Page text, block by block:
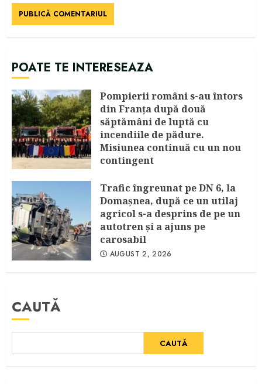
POATE TE INTERESEAZA
Pompierii români s-au întors
din Franța după două
săptămâni de luptă cu
incendiile de pădure.
Misiunea continuă cu un nou
contingent
Trafic îngreunat pe DN 6, la
Domașnea, după ce un utilaj
agricol s-a desprins de pe un
autotren și a ajuns pe
carosabil
AUGUST 2, 2026
CAUTĂ
CAUTĂ